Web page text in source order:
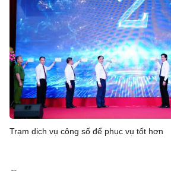
Trạm dịch vụ công số để phục vụ tốt hơn